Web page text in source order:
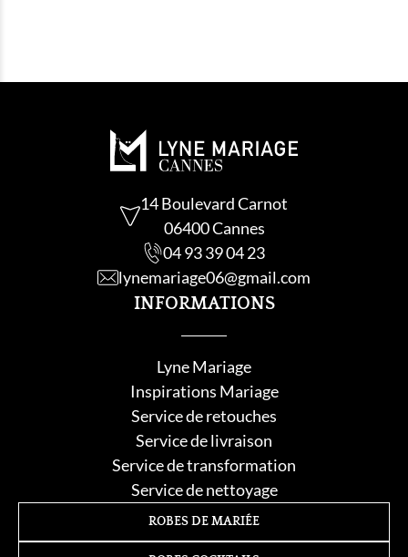
14 Boulevard Carnot
06400 Cannes
04 93 39 04 23
lynemariage06@gmail.com
INFORMATIONS
Lyne Mariage
Inspirations Mariage
Service de retouches
Service de livraison
Service de transformation
Service de nettoyage
ROBES DE MARIÉE